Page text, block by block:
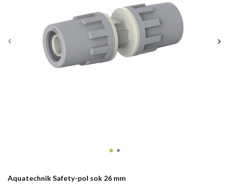
Aquatechnik Safety-pol sok 26 mm